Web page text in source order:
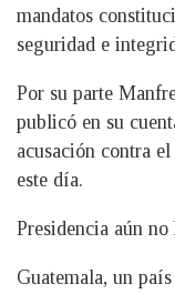
mandatos
seguridad e
Por su parte
publicó en su
acusación contra
este día.
Presidencia aún
Guatemala, un